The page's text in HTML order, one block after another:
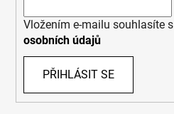
Vložením e-mailu souhlasíte s
osobních údajů
PŘIHLÁSIT SE